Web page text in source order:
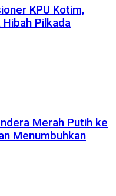
KPU Kotim,
Pilkada
Merah Putih ke
Menumbuhkan